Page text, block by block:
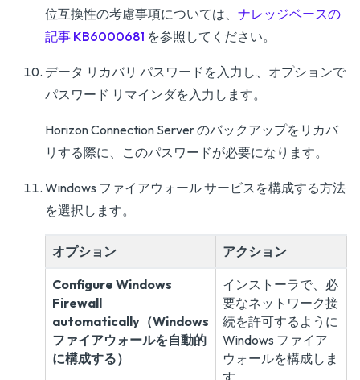
位互換性の考慮事項については、 ナレッジベースの
記事 KB6000681 を参照してください。
データ リカバリ パスワードを入力し、オプションで
パスワード リマインダを入力します。
Horizon Connection Server のバックアップをリカバ
リする際に、このパスワードが必要になります。
Windows ファイアウォール サービスを構成する方法
を選択します。
オプション アクション
Configure Windows
Firewall
automatically（Windows
ファイアウォールを自動的
に構成する）
インストーラで、必
要なネットワーク接
続を許可するように
Windows ファイア
ウォールを構成しま
す。